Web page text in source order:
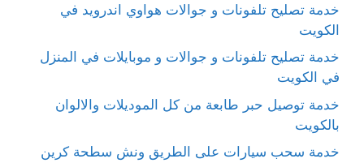
خدمة تصليح تلفونات و جوالات هواوي اندرويد في
الكويت
خدمة تصليح تلفونات و جوالات و موبايلات في المنزل
في الكويت
خدمة توصيل حبر طابعة من كل الموديلات والالوان
بالكويت
خدمة سحب سيارات على الطريق ونش سطحة كرين